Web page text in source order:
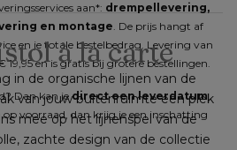
aan*: drempellevering,
en montage. De prijs hangt af
en je totale bestelbedrag. Levering van
en is gratis bij grotere bestellingen.
Dan kan je direct een leverdatum
voorraad, dan krijg je een inschatting
à la carte
in de organische lijnen van de
van jouw buitenruimte een plek
mee op het lijnenspel van de
zachte design van de collectie